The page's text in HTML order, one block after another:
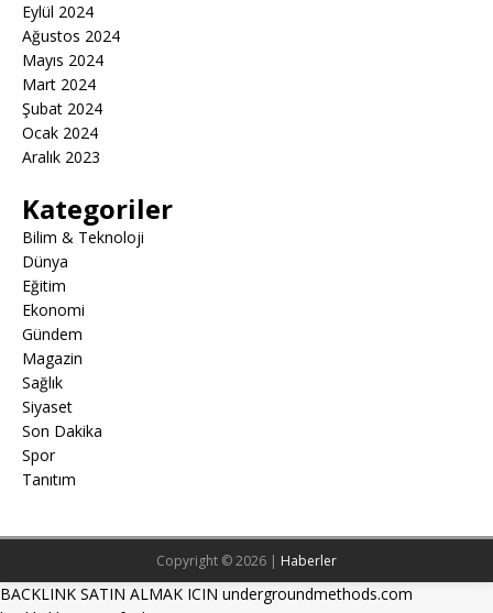
Eylül 2024
Ağustos 2024
Mayıs 2024
Mart 2024
Şubat 2024
Ocak 2024
Aralık 2023
Kategoriler
Bilim & Teknoloji
Dünya
Eğitim
Ekonomi
Gündem
Magazin
Sağlık
Siyaset
Son Dakika
Spor
Tanıtım
Copyright © 2026 | Haberler
BACKLINK SATIN ALMAK ICIN undergroundmethods.com